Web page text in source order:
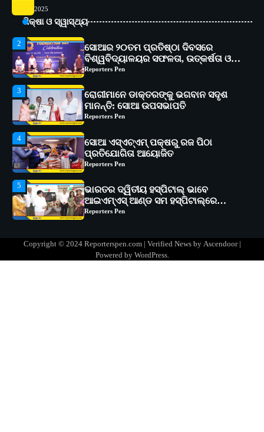
2025
ଶିକ୍ଷା ଓ ସ୍ୱାସ୍ଥ୍ୟ
ବିଶ୍ୱବିଦ୍ୟାଳୟର ସଫଳତା, ଉତ୍କର୍ଷତା ଓ
ଅଗ୍ରଗତିର ସ୍ମୃତିଚାରଣ
Reporters Pen
3
ମାନନ୍ତି: ସୋଆ ଉପସଭାପତି
Reporters Pen
4
ପ୍ରତିଯୋଗିତା ଆୟୋଜିତ
Reporters Pen
5
ଆଇଏମ୍‌ଏସ୍ ଆଣ୍ଡ ସମ ହସ୍ପିଟାଲ୍‌ରେ
ଅତ୍ୟାଧୁନିକ ଡିଜିସ୍କାନର ସ୍ଥାପନ
Reporters Pen
1
କାର୍ଯ୍ୟକ୍ରମ ଆୟୋଜିତ
Reporters Pen
Copyright © 2024 Reporterspen.com | Verified News by Ascendoor|
Powered by WordPress.